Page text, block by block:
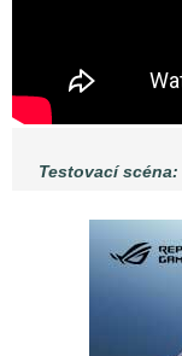
Testovací scéna: